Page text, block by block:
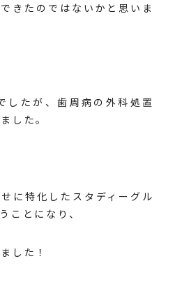
きたのではないかと思いま
したが、歯周病の外科処置
した。
に特化したスタディーグル
ことになり、
した！